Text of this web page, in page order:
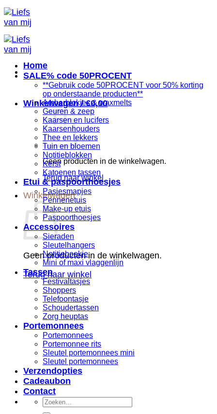
Ga
naar
inhoud
Winkelwagen /€0,00
Geen producten in de winkelwagen.
Terug naar winkel
Winkelwagen
Geen producten in de winkelwagen.
Terug naar winkel
Home
SALE% code 50PROCENT
**Gebruik code 50PROCENT voor 50% korting
op onderstaande producten**
Amberblokjes & waxmelts
Geuren & zeep
Kaarsen en lucifers
Kaarsenhouders
Thee en lekkers
Tuin en bloemen
Notitieblokken
Kerst
Katoenen tassen
Etui & paspoorthoesjes
Pasjesmapjes
Pennenetuis
Make-up etuis
Paspoorthoesjes
Accessoires
Sieraden
Sleutelhangers
Notitieboekje
Mini of maxi vlaggenlijn
Tassen
Festivaltasjes
Shoppers
Telefoontasje
Schoudertassen
Zorg heuptas
Portemonnees
Portemonnees
Portemonnee rits
Sleutel portemonnees mini
Sleutel portemonnees
Verzendopties
Cadeaubon
Contact
Zoeken
naar: